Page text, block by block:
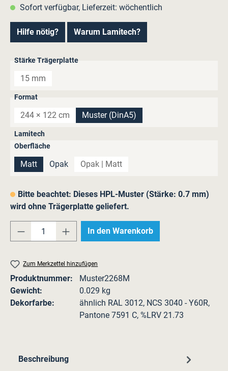
Sofort verfügbar, Lieferzeit: wöchentlich
Hilfe nötig? Warum Lamitech?
Stärke Trägerplatteauswählen
15 mm
Formatauswählen
244 × 122 cm
(Diese Option ist zurzeit nicht verfügbar.)
Muster (DinA5)
Lamitech
Oberflächeauswählen
Matt Opak Opak | Matt
(Diese Option ist zurzeit nicht
Bitte beachtet: Dieses HPL-Muster (Stärke: 0.7 mm)
wird ohne Trägerplatte geliefert.
Produkt Anzahl: Gib den gewünschten
In den Warenkorb
Zum Merkzettel hinzufügen
Produktnummer:
Muster2268M
Gewicht:
0.029 kg
Dekorfarbe:
ähnlich RAL 3012, NCS 3040 - Y60R,
Pantone 7591 C, %LRV 21.73
Beschreibung